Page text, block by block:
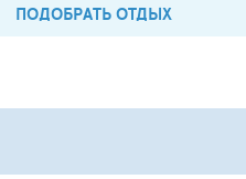
ПОДОБРАТЬ ОТДЫХ